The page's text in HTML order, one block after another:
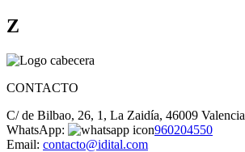
Z
CONTACTO
C/ de Bilbao, 26, 1, La Zaidía, 46009 Valencia
WhatsApp:
960204550
Email: contacto@idital.com